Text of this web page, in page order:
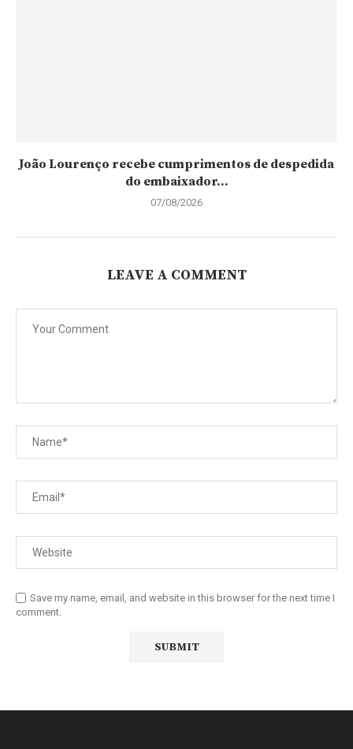
João Lourenço recebe cumprimentos de despedida
do embaixador...
07/08/2026
LEAVE A COMMENT
Save my name, email, and website in this browser for the next time I
comment.